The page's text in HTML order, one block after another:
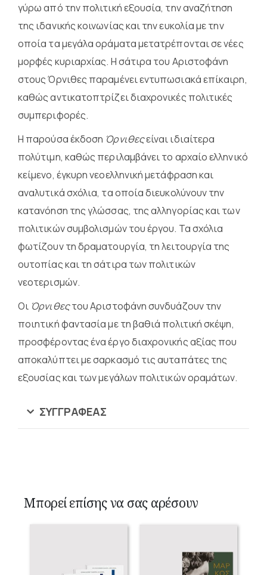
γύρω από την πολιτική εξουσία, την αναζήτηση
της ιδανικής κοινωνίας και την ευκολία με την
οποία τα μεγάλα οράματα μετατρέπονται σε νέες
μορφές κυριαρχίας. Η σάτιρα του Αριστοφάνη
στους Όρνιθες παραμένει εντυπωσιακά επίκαιρη,
καθώς αντικατοπτρίζει διαχρονικές πολιτικές
συμπεριφορές.
Η παρούσα έκδοση Όρνιθεςείναι ιδιαίτερα
πολύτιμη, καθώς περιλαμβάνει το αρχαίο ελληνικό
κείμενο, έγκυρη νεοελληνική μετάφραση και
αναλυτικά σχόλια, τα οποία διευκολύνουν την
κατανόηση της γλώσσας, της αλληγορίας και των
πολιτικών συμβολισμών του έργου. Τα σχόλια
φωτίζουν τη δραματουργία, τη λειτουργία της
ουτοπίας και τη σάτιρα των πολιτικών
νεοτερισμών.
Οι Όρνιθεςτου Αριστοφάνη συνδυάζουν την
ποιητική φαντασία με τη βαθιά πολιτική σκέψη,
προσφέροντας ένα έργο διαχρονικής αξίας που
αποκαλύπτει με σαρκασμό τις αυταπάτες της
εξουσίας και των μεγάλων πολιτικών οραμάτων.
ΣΥΓΓΡΑΦΈΑΣ
Μπορεί επίσης να σας αρέσουν